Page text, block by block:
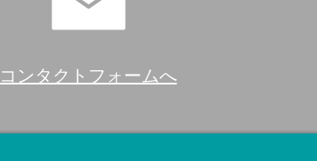
コンタクトフォームへ